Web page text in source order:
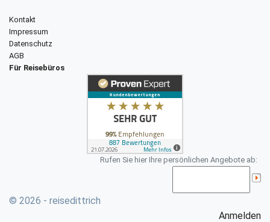
Kontakt
Impressum
Datenschutz
AGB
Für Reisebüros
Rufen Sie hier Ihre persönlichen Angebote ab:
© 2026 - reisedittrich
Anmelden